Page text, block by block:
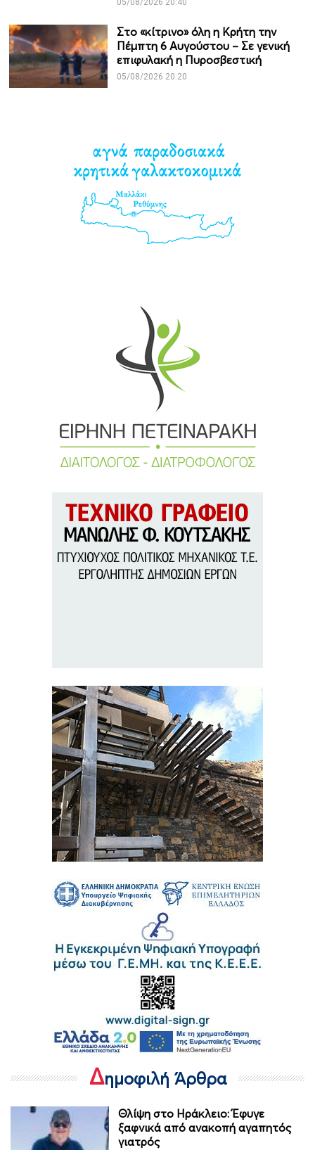
Στο «κίτρινο» όλη η Κρήτη την
Πέμπτη 6 Αυγούστου – Σε γενική
επιφυλακή η Πυροσβεστική
05/08/2026 20:20
Δημοφιλή Άρθρα
Θλίψη στο Ηράκλειο: Έφυγε
ξαφνικά από ανακοπή αγαπητός
γιατρός